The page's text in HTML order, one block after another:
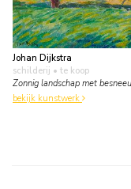
Johan Dijkstra
schilderij • te koop
Zonnig landschap met
bekijk kunstwerk